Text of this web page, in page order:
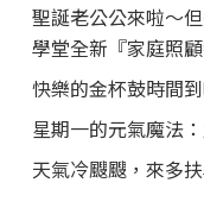
聖誕老公公來啦～
學堂全新『家庭照
快樂的金杯鼓時間
星期一的元氣魔法
天氣冷颼颼，來多